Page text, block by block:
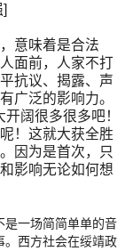
意味着是合法
面前，人家不打
抗议、揭露、声
广泛的影响力。
阔很多很多吧！
！这就大获全胜
因为是首次，只
影响无论如何想
是一场简简单单的音
。西方社会在绥靖政